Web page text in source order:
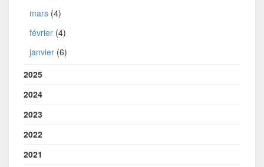
mars (4)
février (4)
janvier (6)
2025
2024
2023
2022
2021